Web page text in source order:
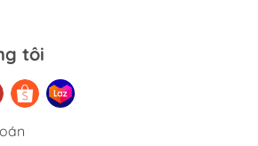
tôi